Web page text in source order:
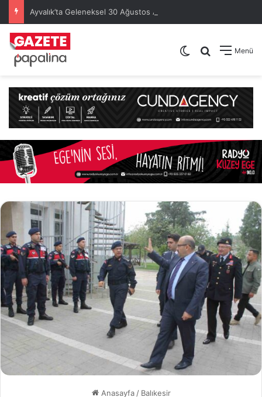
Menü
Arama yap
Dış görünümü
Anasayfa / Balıkesir